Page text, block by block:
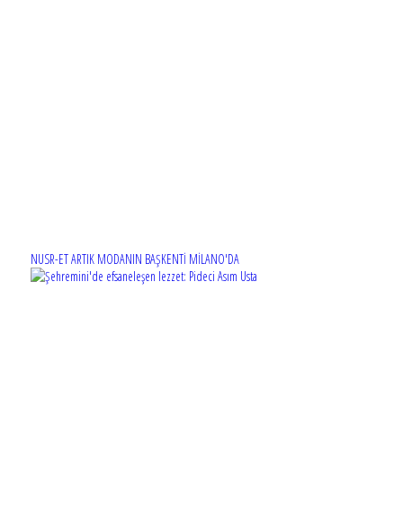
NUSR-ET ARTIK MODANIN BAŞKENTİ MİLANO'DA